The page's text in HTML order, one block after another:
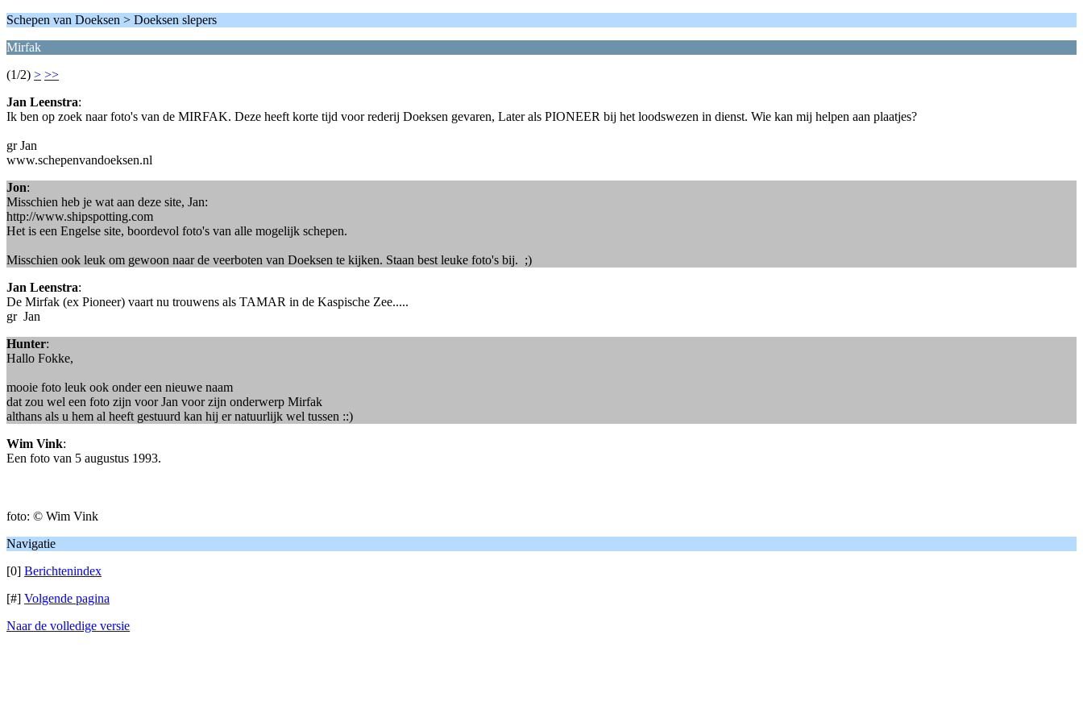
Schepen van Doeksen > Doeksen slepers
Mirfak
(1/2) > >>
Jan Leenstra:
Ik ben op zoek naar foto's van de MIRFAK. Deze heeft korte tijd voor rederij Doeksen gevaren, Later als PIONEER bij het loodswezen in dienst. Wie kan mij helpen aan plaatjes?
gr Jan
www.schepenvandoeksen.nl
Jon:
Misschien heb je wat aan deze site, Jan:
http://www.shipspotting.com
Het is een Engelse site, boordevol foto's van alle mogelijk schepen.
Misschien ook leuk om gewoon naar de veerboten van Doeksen te kijken. Staan best leuke foto's bij. ;)
Jan Leenstra:
De Mirfak (ex Pioneer) vaart nu trouwens als TAMAR in de Kaspische Zee.....
gr Jan
Hunter:
Hallo Fokke,
mooie foto leuk ook onder een nieuwe naam
dat zou wel een foto zijn voor Jan voor zijn onderwerp Mirfak
althans als u hem al heeft gestuurd kan hij er natuurlijk wel tussen ::)
Wim Vink:
Een foto van 5 augustus 1993.
foto: © Wim Vink
Navigatie
[0] Berichtenindex
[#] Volgende pagina
Naar de volledige versie